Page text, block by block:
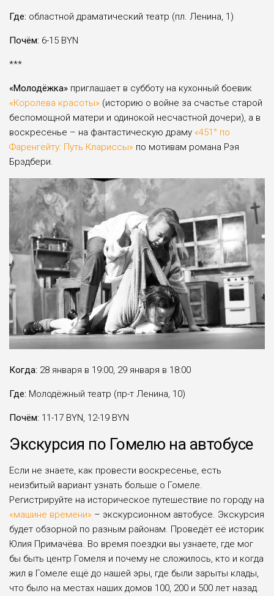
Где: областной драматический театр (пл. Ленина, 1)
Почём: 6-15 BYN
***
«Молодёжка» приглашает в субботу на кухонный боевик
«Королева красоты» (историю о войне за счастье старой
беспомощной матери и одинокой несчастной дочери), а в
воскресенье – на фантастическую драму «451° по
Фаренгейту: Путь Клариссы» по мотивам романа Рэя
Брэдбери.
Когда: 28 января в 19:00, 29 января в 18:00
Где: Молодёжный театр (пр-т Ленина, 10)
Почём: 11-17 BYN, 12-19 BYN
Экскурсия по Гомелю на автобусе
Если не знаете, как провести воскресенье, есть
неизбитый вариант узнать больше о Гомеле.
Регистрируйте на историческое путешествие по городу на
«машине времени» – экскурсионном автобусе. Экскурсия
будет обзорной по разным районам. Проведёт её историк
Юлия Примачёва. Во время поездки вы узнаете, где мог
бы быть центр Гомеля и почему не сложилось, кто и когда
жил в Гомеле ещё до нашей эры, где были зарыты клады,
что было на местах наших домов 100, 200 и 500 лет назад.